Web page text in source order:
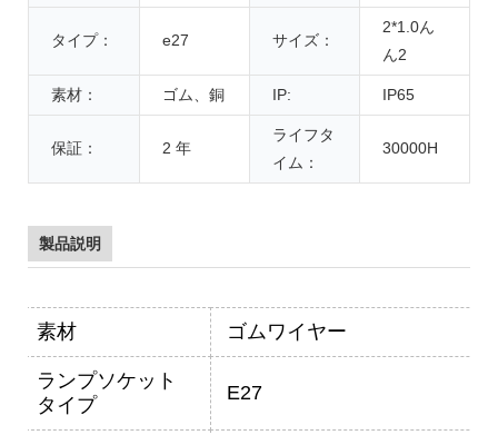
タイプ： e27 サイズ：
2*1.0ん
ん2
素材： ゴム、銅 IP: IP65
保証： 2 年
ライフタ
イム：
30000H
製品説明
素材 ゴムワイヤー
ランプソケット
タイプ
E27